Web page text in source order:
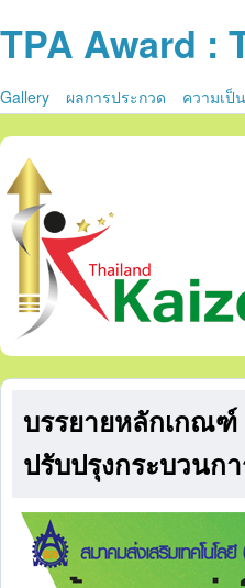
TPA Award :
Gallery ผลการประกวด ความเป็
บรรยายหลักเกณฑ์
ปรับปรุงกระบวนก